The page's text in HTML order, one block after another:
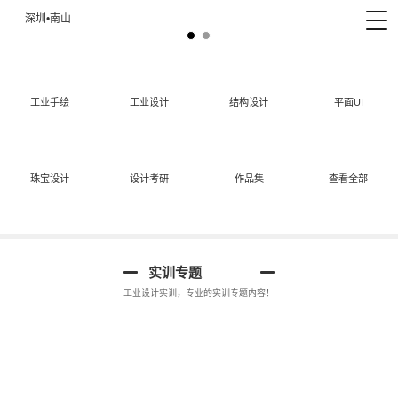
深圳•南山
工业手绘 工业设计 结构设计 平面UI
珠宝设计 设计考研 作品集 查看全部
实训专题
工业设计实训，专业的实训专题内容！